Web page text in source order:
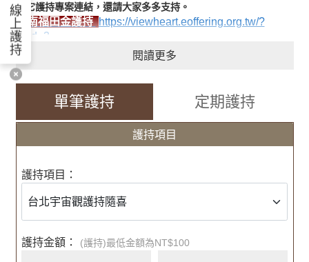
其它護持專案連結，還請大家多多支持。
台南福田金護持 https://viewheart.eoffering.org.tw/?
p_id=3
助印經書
閱讀更多
單筆護持 定期護持
護持項目
護持項目：
護持金額： (護持)最低金額為NT$100
線
上
護
持